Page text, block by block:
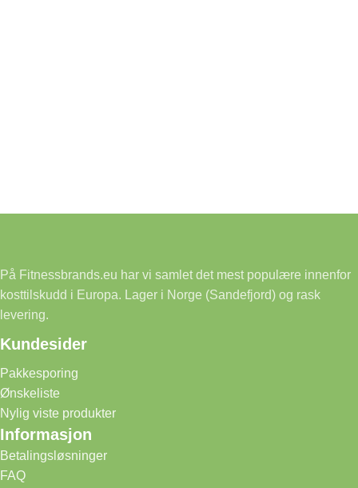
På Fitnessbrands.eu har vi samlet det mest populære innenfor
kosttilskudd i Europa. Lager i Norge (Sandefjord) og rask
levering.
Kundesider
Pakkesporing
Ønskeliste
Nylig viste produkter
Informasjon
Betalingsløsninger
FAQ